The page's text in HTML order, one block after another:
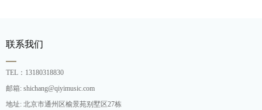
联系我们
TEL：13180318830
邮箱: shichang@qiyimusic.com
地址: 北京市通州区榆景苑别墅区27栋